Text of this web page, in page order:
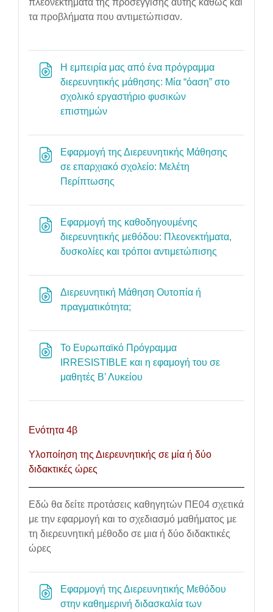
τα προβλήματα που αντιμετώπισαν.
Η εμπειρία μας από ένα πρόγραμμα
διερευνητικής μάθησης: Μία “όαση” στο
σχολικό εργαστήριο φυσικών
επιστημώνURL
Εφαρμογή της Διερευνητικής Μάθησης
σε επαρχιακό σχολείο: Μελέτη
Περίπτωσης
Εφαρμογή της καθοδηγουμένης
διερευνητικής μεθόδου: Πλεονεκτήματα,
δυσκολίες και τρόποι αντιμετώπισης
Διερευνητική Μάθηση Ουτοπία ή
πραγματικότητα;
To Ευρωπαϊκό Πρόγραμμα
IRRESISTIBLE και η εφαμογή του σε
μαθητές Β’ Λυκείου
Ενότητα 4β
Υλοποίηση της Διερευνητικής σε μία ή δύο
διδακτικές ώρες
Εδώ θα δείτε προτάσεις καθηγητών ΠΕ04 σχετικά
με την εφαρμογή και το σχεδιασμό μαθήματος με
τη διερευνητική μέθοδο σε μια ή δύο διδακτικές
ώρες
Εφαρμογή της Διερευνητικής Μεθόδου
στην καθημερινή διδασκαλία των